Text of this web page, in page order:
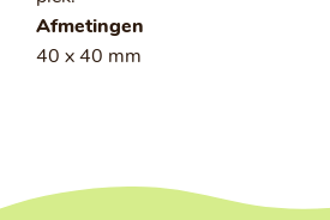
Afmetingen
40 x 40 mm